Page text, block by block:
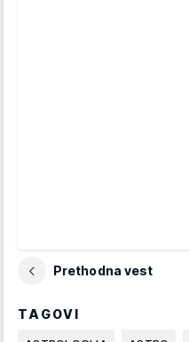
Prethodna vest
TAGOVI